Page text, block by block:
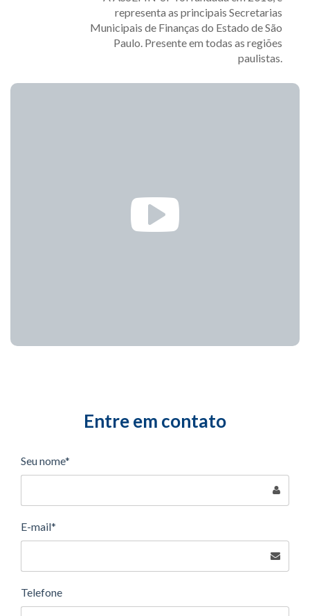
representa as principais Secretarias
Municipais de Finanças do Estado de São
Paulo. Presente em todas as regiões
paulistas.
Entre em contato
Seu nome*
E-mail*
Telefone